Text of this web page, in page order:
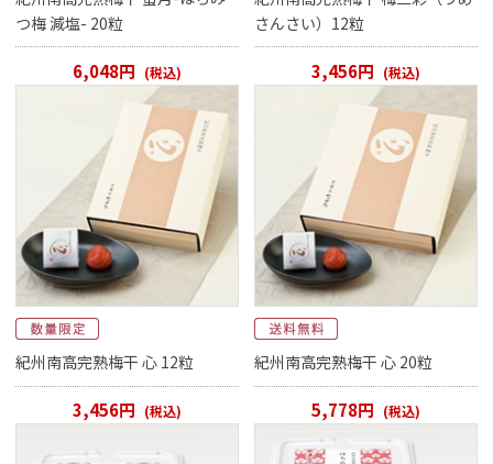
つ梅 減塩- 20粒
6,048円 (税込)
さんさい）12粒
3,456円 (税込)
紀州南高完熟梅干 心 12粒
3,456円 (税込)
紀州南高完熟梅干 心 20粒
5,778円 (税込)